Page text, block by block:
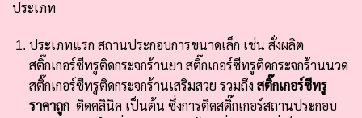
ประเภท
ประเภทแรก สถานประกอบการขนาดเล็ก เช่น สั่งผลิต
สติ๊กเกอร์ซีทรูติดกระจกร้านยา สติ๊กเกอร์ซีทรูติดกระจกร้านนวด
สติ๊กเกอร์ซีทรูติดกระจกร้านเสริมสวย รวมถึง สติ๊กเกอร์ซีทรู
ราคาถูก ติดคลินิค เป็นต้น ซึ่งการติดสติ๊กเกอร์สถานประกอบ